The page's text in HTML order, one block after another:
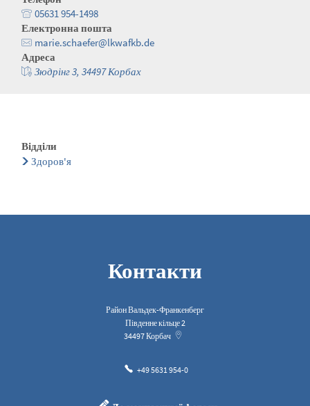
05631 954-1498
Електронна пошта
marie.schaefer@lkwafkb.de
Адреса
Зюдрінг 3, 34497 Корбах
Відділи
Здоров'я
Контакти
Район Вальдек-Франкенберг
Південне кільце 2
34497Корбач
+49 5631 954-0